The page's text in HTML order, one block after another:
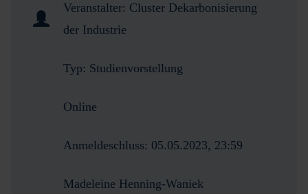
Veranstalter: Cluster Dekarbonisierung
der Industrie
Typ: Studienvorstellung
Online
Anmeldeschluss: 05.05.2023, 23:59
Madeleine Henning-Waniek